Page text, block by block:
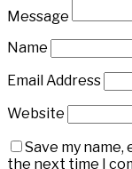
Message
Name
Email Address
Website
Save my
the next time I